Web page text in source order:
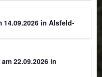
14.09.2026 in Alsfeld-
22.09.2026 in